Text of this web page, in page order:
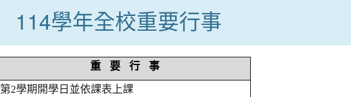
114學年全校重要行事
重 要 行 事
第2學期開學日並依課表上課